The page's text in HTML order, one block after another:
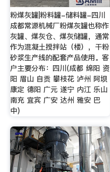
粉煤灰罐|粉料罐-储料罐-四川
成都常源机械厂粉煤灰罐也称作
灰罐、煤灰仓、煤灰储罐，通常
作为混凝土搅拌站（楼），干粉
砂浆生产线的配套产品使用。客
户主要分布：四川(成都 绵阳 资
阳 眉山 自贡 攀枝花 泸州 阿坝
康定 德阳 广元 遂宁 内江 乐山
南充 宜宾 广安 达州 雅安 巴
中)